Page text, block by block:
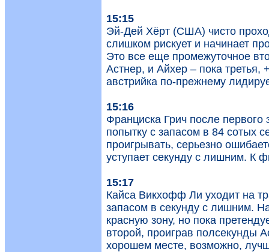
15:15
Эй-Дей Хёрт (США) чисто
слишком рискует и начинает
Это все еще промежуточное
Астнер, и Айхер – пока третья,
австрийка по-прежнему
15:16
Франциска Грич после
попытку с запасом в 84 сотых
проигрывать, серьезно
уступает секунду с лишним. К
15:17
Кайса Викхофф Ли уходит на
запасом в секунду с лишним.
красную зону, но пока
второй, проиграв полсекунды
хорошем месте, возможно,